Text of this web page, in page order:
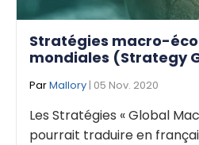
Stratégies macro-
mondiales (Strategy
ParMallory | 05 Nov. 2020
Les Stratégies « Global
pourrait traduire en